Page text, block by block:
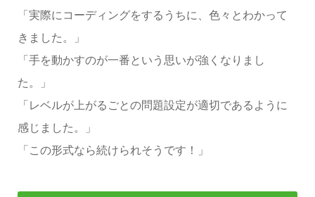
「実際にコーディングをするうちに、色々とわかって
きました。」
「手を動かすのが一番という思いが強くなりまし
た。」
「レベルが上がるごとの問題設定が適切であるように
感じました。」
「この形式なら続けられそうです！」